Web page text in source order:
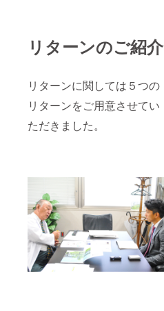
リターンのご紹介
リターンに関しては５つの
リターンをご用意させてい
ただきました。